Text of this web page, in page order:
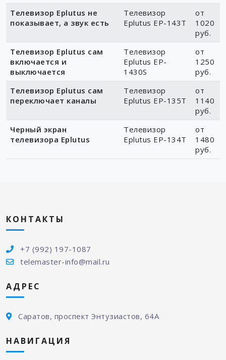
Телевизор Eplutus не
показывает, а звук есть
Телевизор
Eplutus EP-143T
от
1020
руб.
Телевизор Eplutus сам
включается и
выключается
Телевизор
Eplutus EP-
1430S
от
1250
руб.
Телевизор Eplutus сам
переключает каналы
Телевизор
Eplutus EP-135Т
от
1140
руб.
Черный экран
телевизора Eplutus
Телевизор
Eplutus EP-134Т
от
1480
руб.
КОНТАКТЫ
+7 (992) 197-1087
telemaster-info@mail.ru
АДРЕС
Саратов, проспект Энтузиастов, 64А
НАВИГАЦИЯ